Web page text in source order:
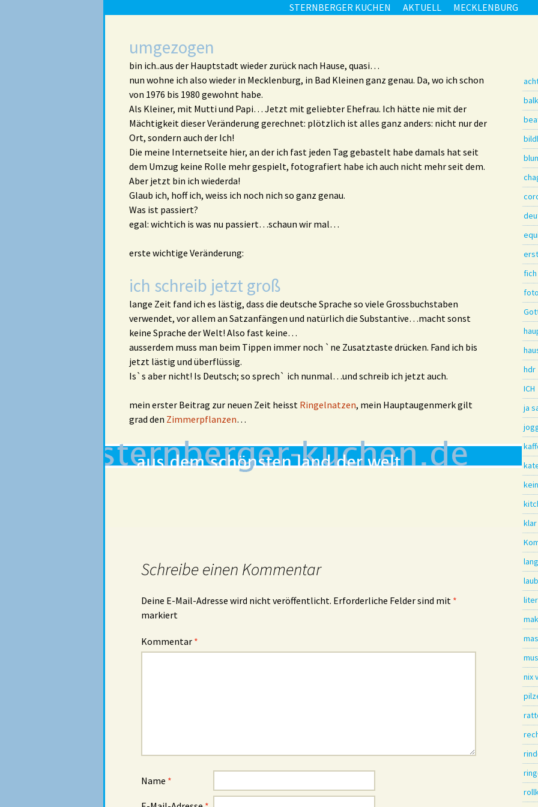
STERNBERGER KUCHEN AKTUELL MECKLENBURG
umgezogen
bin ich..aus der Hauptstadt wieder zurück nach Hause, quasi…
nun wohne ich also wieder in Mecklenburg, in Bad Kleinen ganz genau. Da, wo ich schon
von 1976 bis 1980 gewohnt habe.
Als Kleiner, mit Mutti und Papi… Jetzt mit geliebter Ehefrau. Ich hätte nie mit der
Mächtigkeit dieser Veränderung gerechnet: plötzlich ist alles ganz anders: nicht nur der
Ort, sondern auch der Ich!
Die meine Internetseite hier, an der ich fast jeden Tag gebastelt habe damals hat seit
dem Umzug keine Rolle mehr gespielt, fotografiert habe ich auch nicht mehr seit dem.
Aber jetzt bin ich wiederda!
Glaub ich, hoff ich, weiss ich noch nich so ganz genau.
Was ist passiert?
egal: wichtich is was nu passiert…schaun wir mal…
erste wichtige Veränderung:
ich schreib jetzt groß
lange Zeit fand ich es lästig, dass die deutsche Sprache so viele Grossbuchstaben
verwendet, vor allem an Satzanfängen und natürlich die Substantive…macht sonst
keine Sprache der Welt! Also fast keine…
ausserdem muss man beim Tippen immer noch `ne Zusatztaste drücken. Fand ich bis
jetzt lästig und überflüssig.
Is`s aber nicht! Is Deutsch; so sprech` ich nunmal…und schreib ich jetzt auch.
mein erster Beitrag zur neuen Zeit heisst Ringelnatzen, mein Hauptaugenmerk gilt
grad den Zimmerpflanzen…
Schreibe einen Kommentar
Deine E-Mail-Adresse wird nicht veröffentlicht. Erforderliche Felder sind mit *
markiert
Kommentar *
Name *
fich
hdr
ICH
ja
nix